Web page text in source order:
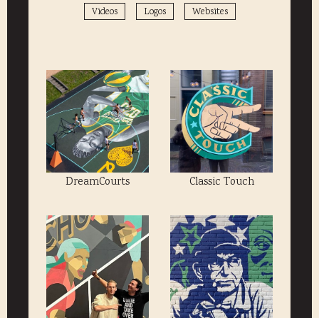
Videos
Logos Websites
DreamCourts Classic Touch